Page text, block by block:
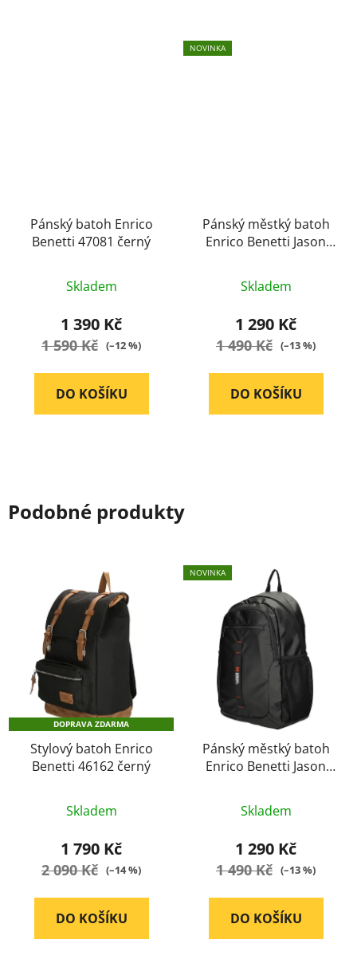
Pánský batoh Enrico
Benetti 47081 černý
hodnocení
produktu
je
5
Skladem
1 390 Kč
1 590 Kč (–12 %)
DO KOŠÍKU
NOVINKA
Pánský městký batoh
Enrico Benetti Jason
hodnocení
produktu
je
5
Skladem
1 290 Kč
1 490 Kč (–13 %)
DO KOŠÍKU
Podobné produkty
DOPRAVA ZDARMA
Stylový batoh Enrico
Benetti 46162 černý
hodnocení
produktu
je
5
Skladem
1 790 Kč
2 090 Kč (–14 %)
DO KOŠÍKU
NOVINKA
Pánský městký batoh
Enrico Benetti Jason
hodnocení
produktu
je
5
Skladem
1 290 Kč
1 490 Kč (–13 %)
DO KOŠÍKU